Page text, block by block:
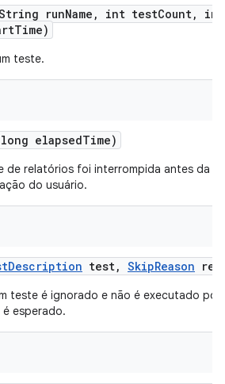
runName , int testCount,
int
Time)
teste.
elapsedTime)
de relatórios foi interrompida antes da
do usuário.
Description test, SkipReason
teste é ignorado e não é executado por
esperado.